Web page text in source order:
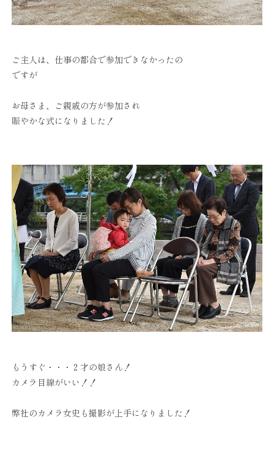
ご主人は、仕事の都合で参加できなかったの
ですが
お母さま、ご親戚の方が参加され
賑やかな式になりました！
もうすぐ・・・２才の娘さん！
カメラ目線がいい！！
弊社のカメラ女史も撮影が上手になりました！